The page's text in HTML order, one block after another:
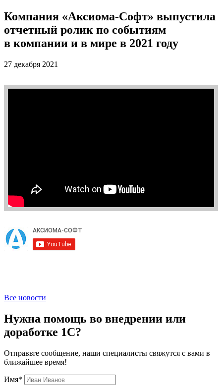
Компания «Аксиома-Софт» выпустила
отчетный ролик по событиям
в компании и в мире в 2021 году
27 декабря 2021
Все новости
Нужна помощь во внедрении или
доработке 1С?
Отправьте сообщение, наши специалисты свяжутся с вами в
ближайшее время!
Имя*